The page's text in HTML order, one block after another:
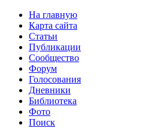
На главную
Карта сайта
Статьи
Публикации
Сообщество
Форум
Голосования
Дневники
Библиотека
Фото
Поиск